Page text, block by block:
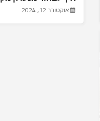
אוקטובר 12, 2024